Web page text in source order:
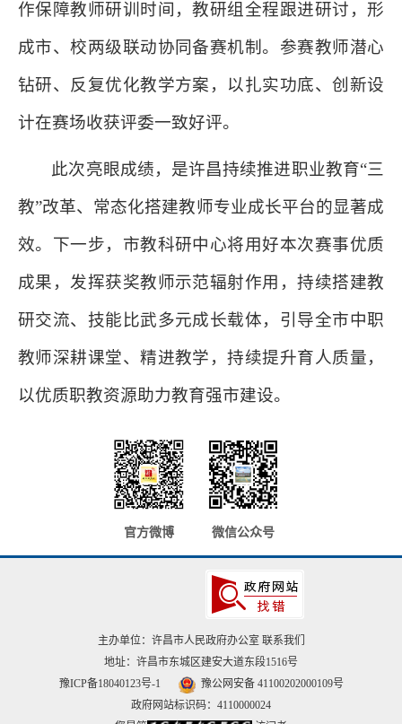
作保障教师研训时间，教研组全程跟进研讨，形
成市、校两级联动协同备赛机制。参赛教师潜心
钻研、反复优化教学方案，以扎实功底、创新设
计在赛场收获评委一致好评。
此次亮眼成绩，是许昌持续推进职业教育“三
教”改革、常态化搭建教师专业成长平台的显著成
效。下一步，市教科研中心将用好本次赛事优质
成果，发挥获奖教师示范辐射作用，持续搭建教
研交流、技能比武多元成长载体，引导全市中职
教师深耕课堂、精进教学，持续提升育人质量，
以优质职教资源助力教育强市建设。
官方微博 微信公众号
主办单位：许昌市人民政府办公室 联系我们
地址：许昌市东城区建安大道东段1516号
豫ICP备18040123号-1
豫公网安备 41100202000109号
政府网站标识码：4110000024